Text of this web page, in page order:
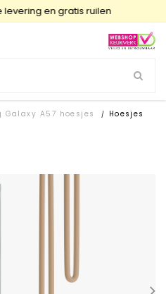
en gratis ruilen
Galaxy A57 hoesjes /
Hoesjes